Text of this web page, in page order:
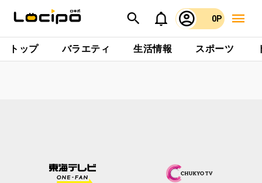
0P
トップ バラエティ 生活情報 スポーツ